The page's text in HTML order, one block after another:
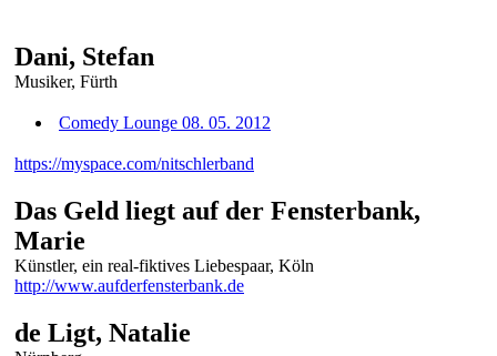
Dani, Stefan
Musiker, Fürth
Comedy Lounge 08. 05. 2012
https://myspace.com/nitschlerband
Das Geld liegt auf der Fensterbank,
Marie
Künstler, ein real-fiktives Liebespaar, Köln
http://www.aufderfensterbank.de
de Ligt, Natalie